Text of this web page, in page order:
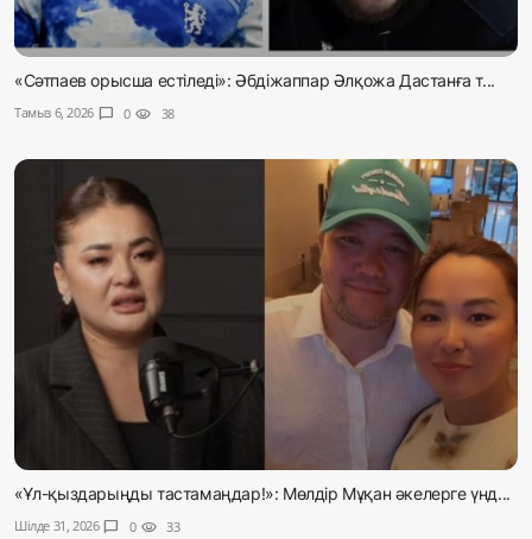
«Сәтпаев орысша естіледі»: Әбдіжаппар Әлқожа Дастанға т...
Тамыз 6, 2026 chat_bubble 0 visibility 38
«Ұл-қыздарыңды тастамаңдар!»: Мөлдір Мұқан әкелерге үнд...
Шілде 31, 2026 chat_bubble 0 visibility 33